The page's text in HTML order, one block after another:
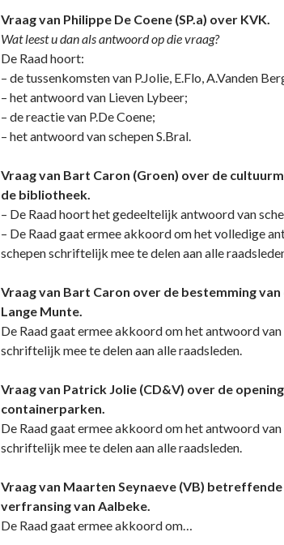
Vraag van Philippe De Coene (SP.a) over KVK.
Wat leest u dan als antwoord op die vraag?
De Raad hoort:
– de tussenkomsten van P.Jolie, E.Flo, A.Vanden
– het antwoord van Lieven Lybeer;
– de reactie van P.De Coene;
– het antwoord van schepen S.Bral.
Vraag van Bart Caron (Groen) over de
de bibliotheek.
– De Raad hoort het gedeeltelijk antwoord van
– De Raad gaat ermee akkoord om het volledige
schepen schriftelijk mee te delen aan alle
Vraag van Bart Caron over de bestemming
Lange Munte.
De Raad gaat ermee akkoord om het antwoord van
schriftelijk mee te delen aan alle raadsleden.
Vraag van Patrick Jolie (CD&V) over de
containerparken.
De Raad gaat ermee akkoord om het antwoord van
schriftelijk mee te delen aan alle raadsleden.
Vraag van Maarten Seynaeve (VB)
verfransing van Aalbeke.
De Raad gaat ermee akkoord om…